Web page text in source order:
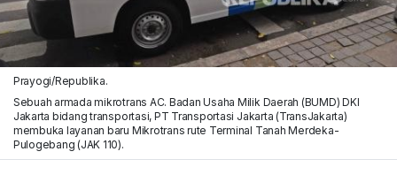
Prayogi/Republika.
Sebuah armada mikrotrans AC. Badan Usaha Milik Daerah (BUMD) DKI
Jakarta bidang transportasi, PT Transportasi Jakarta (TransJakarta)
membuka layanan baru Mikrotrans rute Terminal Tanah Merdeka-
Pulogebang (JAK 110).